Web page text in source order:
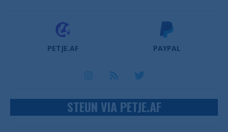
PETJE.AF PAYPAL
STEUN VIA PETJE.AF